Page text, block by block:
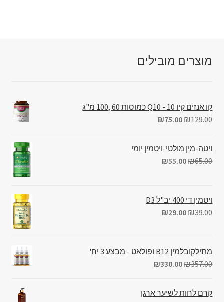
מוצרים מובילים
קו אנזים קיו 10 - Q10 כמוסות 60 ,100 מ"ג
₪129.00
₪75.00
ויטה-מין מולטי-ויטמין יומי
₪65.00
₪55.00
ויטמין די 400 יב"ל D3
₪39.00
₪29.00
מתילקובלמין B12 ופולאט - מבצע 3 יח'
₪357.00
₪330.00
קרם לחות לשיער ארגן